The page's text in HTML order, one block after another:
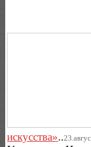
искусства»..